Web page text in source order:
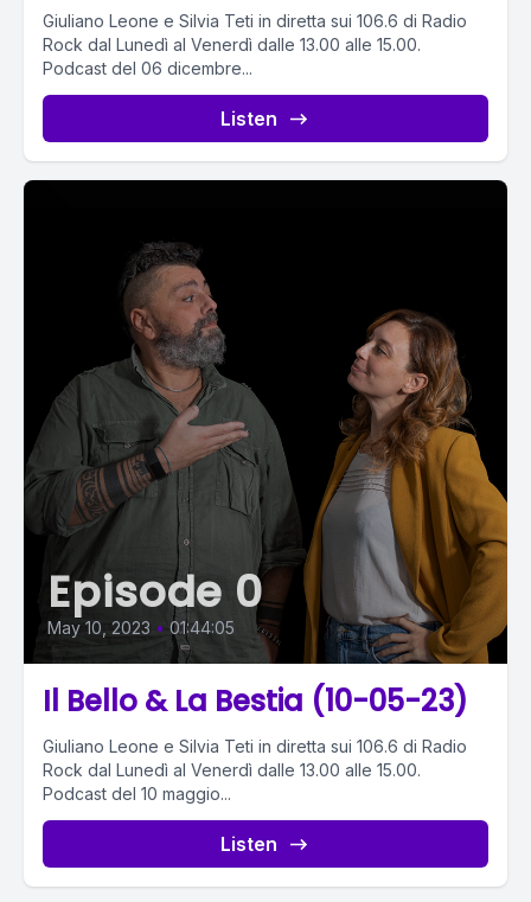
Giuliano Leone e Silvia Teti in diretta sui 106.6 di Radio
Rock dal Lunedì al Venerdì dalle 13.00 alle 15.00.
Podcast del 06 dicembre...
Listen
Episode 0
May 10, 2023 • 01:44:05
Il Bello & La Bestia (10-05-23)
Giuliano Leone e Silvia Teti in diretta sui 106.6 di Radio
Rock dal Lunedì al Venerdì dalle 13.00 alle 15.00.
Podcast del 10 maggio...
Listen